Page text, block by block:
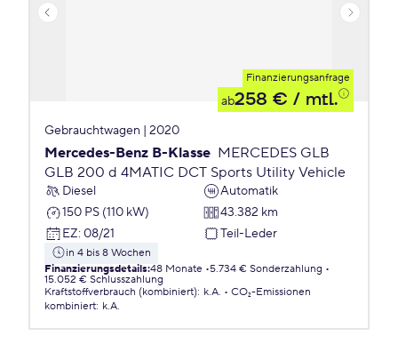
Finanzierungsanfrage
ab258 € / mtl.
Gebrauchtwagen | 2020
Mercedes-Benz B-Klasse MERCEDES GLB
GLB 200 d 4MATIC DCT Sports Utility Vehicle
Diesel
Automatik
150 PS (110 kW)
43.382 km
EZ: 08/21 Teil-Leder
in 4 bis 8 Wochen
Finanzierungsdetails:48 Monate 5.734 € Sonderzahlung
15.052 € Schlusszahlung
Kraftstoffverbrauch (kombiniert): k.A.
CO₂-Emissionen
kombiniert: k.A.